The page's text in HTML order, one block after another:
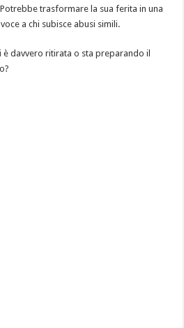
Potrebbe trasformare la sua ferita in una
a chi subisce abusi simili.
è davvero ritirata o sta preparando il